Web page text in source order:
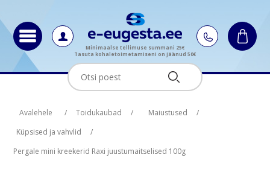
Minimaalse tellimuse summani 25€
Tasuta kohaletoimetamiseni on jäänud 50€
Avalehele / Toidukaubad / Maiustused
/
Küpsised ja vahvlid
/
Pergale mini kreekerid Raxi juustumaitselised 100g